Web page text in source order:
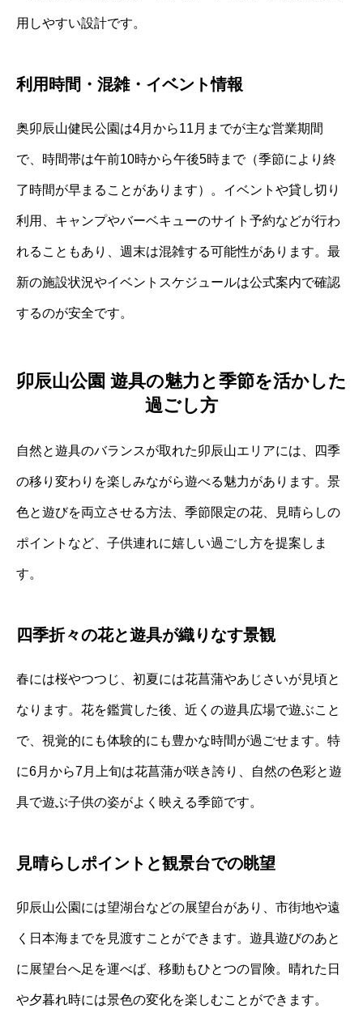
用しやすい設計です。
利用時間・混雑・イベント情報
奥卯辰山健民公園は4月から11月までが主な営業期間
で、時間帯は午前10時から午後5時まで（季節により終
了時間が早まることがあります）。イベントや貸し切り
利用、キャンプやバーベキューのサイト予約などが行わ
れることもあり、週末は混雑する可能性があります。最
新の施設状況やイベントスケジュールは公式案内で確認
するのが安全です。
卯辰山公園 遊具の魅力と季節を活かした
過ごし方
自然と遊具のバランスが取れた卯辰山エリアには、四季
の移り変わりを楽しみながら遊べる魅力があります。景
色と遊びを両立させる方法、季節限定の花、見晴らしの
ポイントなど、子供連れに嬉しい過ごし方を提案しま
す。
四季折々の花と遊具が織りなす景観
春には桜やつつじ、初夏には花菖蒲やあじさいが見頃と
なります。花を鑑賞した後、近くの遊具広場で遊ぶこと
で、視覚的にも体験的にも豊かな時間が過ごせます。特
に6月から7月上旬は花菖蒲が咲き誇り、自然の色彩と遊
具で遊ぶ子供の姿がよく映える季節です。
見晴らしポイントと観景台での眺望
卯辰山公園には望湖台などの展望台があり、市街地や遠
く日本海までを見渡すことができます。遊具遊びのあと
に展望台へ足を運べば、移動もひとつの冒険。晴れた日
や夕暮れ時には景色の変化を楽しむことができます。